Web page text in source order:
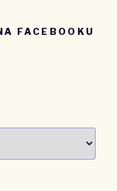
FACEBOOKU